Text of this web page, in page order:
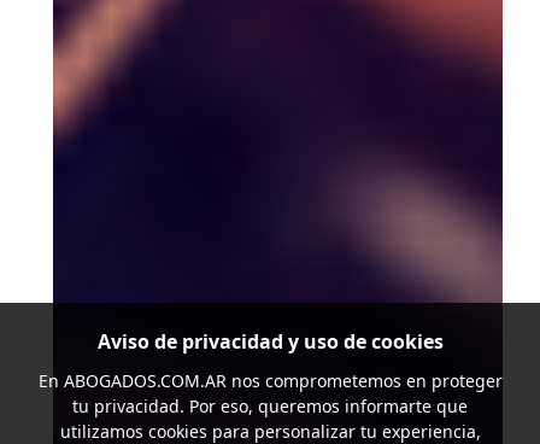
Aviso de privacidad y uso de cookies
En ABOGADOS.COM.ARnos comprometemos en proteger
tu privacidad. Por eso, queremos informarte que
utilizamos cookies para personalizar tu experiencia,